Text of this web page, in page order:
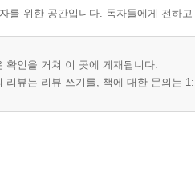
를 위한 공간입니다. 독자들에게 전하
확인을 거쳐 이 곳에 게재됩니다.
리뷰는 리뷰 쓰기를, 책에 대한 문의는